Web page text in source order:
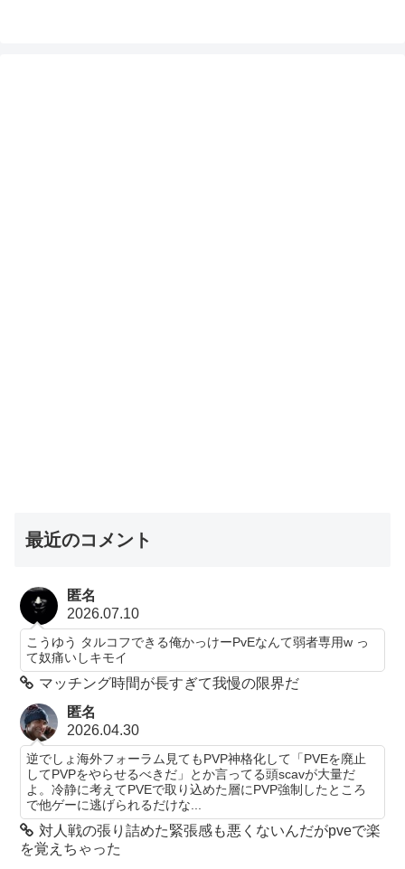
最近のコメント
匿名
2026.07.10
こうゆう タルコフできる俺かっけーPvEなんて弱者専用w っ
て奴痛いしキモイ
マッチング時間が長すぎて我慢の限界だ
匿名
2026.04.30
逆でしょ海外フォーラム見てもPVP神格化して「PVEを廃止
してPVPをやらせるべきだ」とか言ってる頭scavが大量だ
よ。冷静に考えてPVEで取り込めた層にPVP強制したところ
で他ゲーに逃げられるだけな...
対人戦の張り詰めた緊張感も悪くないんだがpveで楽
を覚えちゃった